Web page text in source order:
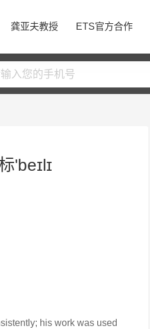
龚亚夫教授 ETS官方合作
'beɪlɪ
his work was used